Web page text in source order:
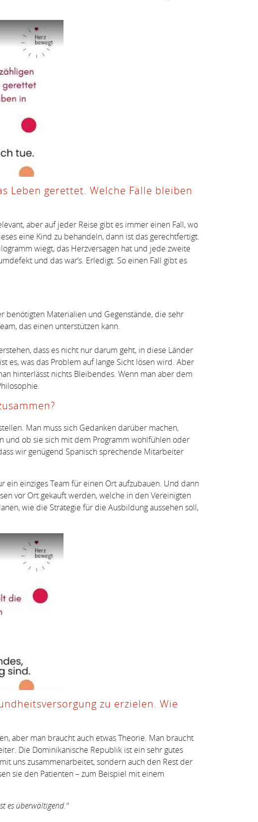
Leben gerettet. Welche Fälle bleiben
aber auf jeder Reise gibt es immer einen Fall, wo
eine Kind zu behandeln, dann ist das gerechtfertigt.
wiegt, das Herzversagen hat und jede zweite
und das war’s. Erledigt. So einen Fall gibt es
benötigten Materialien und Gegenstände, die sehr
das einen unterstützen kann.
dass es nicht nur darum geht, in diese Länder
es, was das Problem auf lange Sicht lösen wird. Aber
hinterlässt nichts Bleibendes. Wenn man aber dem
Man muss sich Gedanken darüber machen,
und ob sie sich mit dem Programm wohlfühlen oder
wir genügend Spanisch sprechende Mitarbeiter
einziges Team für einen Ort aufzubauen. Und dann
vor Ort gekauft werden, welche in den Vereinigten
wie die Strategie für die Ausbildung aussehen soll,
zu erzielen. Wie
aber man braucht auch etwas Theorie. Man braucht
Die Dominikanische Republik ist ein sehr gutes
uns zusammenarbeitet, sondern auch den Rest der
sie den Patienten – zum Beispiel mit einem
es überwältigend.“